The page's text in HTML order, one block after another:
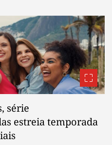
série
estreia temporada